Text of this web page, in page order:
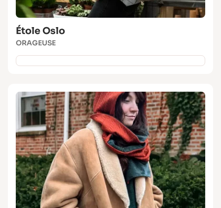
Étole Oslo
ORAGEUSE